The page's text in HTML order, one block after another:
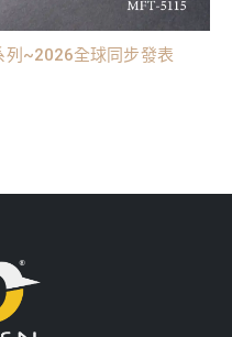
列~2026全球同步發表